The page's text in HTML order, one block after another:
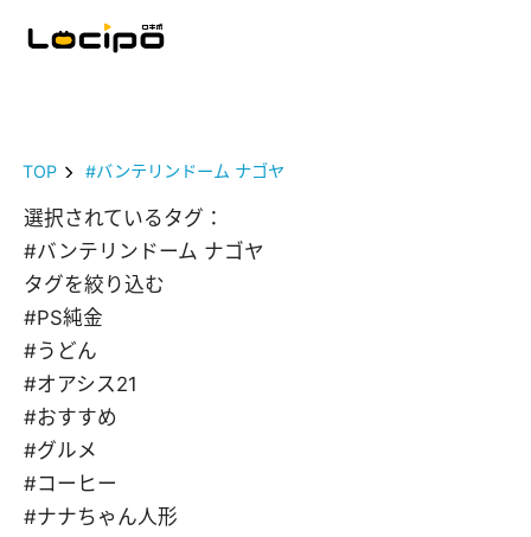
TOP #バンテリンドーム ナゴヤ
選択されているタグ：
#バンテリンドーム ナゴヤ
タグを絞り込む
#PS純金
#うどん
#オアシス21
#おすすめ
#グルメ
#コーヒー
#ナナちゃん人形